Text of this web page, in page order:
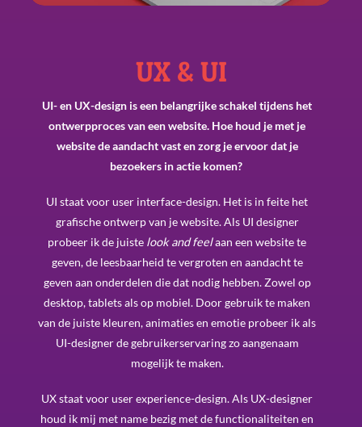
UX & UI
UI- en UX-design is een belangrijke schakel tijdens het
ontwerpproces van een website. Hoe houd je met je
website de aandacht vast en zorg je ervoor dat je
bezoekers in actie komen?
UI staat voor user interface-design. Het is in feite het
grafische ontwerp van je website. Als UI designer
probeer ik de juiste look and feelaan een website te
geven, de leesbaarheid te vergroten en aandacht te
geven aan onderdelen die dat nodig hebben. Zowel op
desktop, tablets als op mobiel. Door gebruik te maken
van de juiste kleuren, animaties en emotie probeer ik als
UI-designer de gebruikerservaring zo aangenaam
mogelijk te maken.
UX staat voor user experience-design. Als UX-designer
houd ik mij met name bezig met de functionaliteiten en